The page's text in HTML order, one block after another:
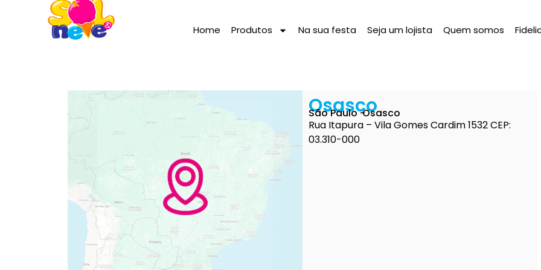
Home Produtos Na sua festa Seja um lojista Quem somos
Osasco
São Paulo -Osasco
Rua Itapura – Vila Gomes Cardim 1532 CEP:
03.310-000